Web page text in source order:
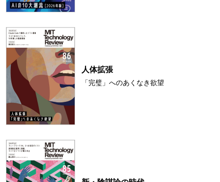
人体拡張
「完璧」へのあくなき欲望